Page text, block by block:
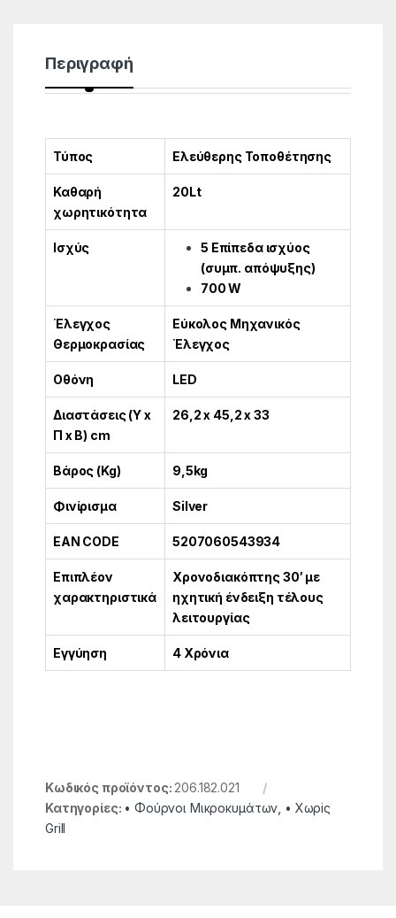
Περιγραφή
Τύπος Ελεύθερης Τοποθέτησης
Καθαρή
χωρητικότητα
20Lt
Ισχύς
5 Επίπεδα ισχύος
(συμπ. απόψυξης)
700 W
Έλεγχος
Θερμοκρασίας
Εύκολος Μηχανικός
Έλεγχος
Οθόνη LED
Διαστάσεις (Υ x
Π x Β) cm
26,2 x 45,2 x 33
Βάρος (Kg) 9,5kg
Φινίρισμα Silver
EAN CODE 5207060543934
Επιπλέον
χαρακτηριστικά
Χρονοδιακόπτης 30′ με
ηχητική ένδειξη τέλους
λειτουργίας
Εγγύηση 4 Χρόνια
Κωδικός προϊόντος: 206.182.021
Κατηγορίες: • Φούρνοι Μικροκυμάτων • Χωρiς
Grill